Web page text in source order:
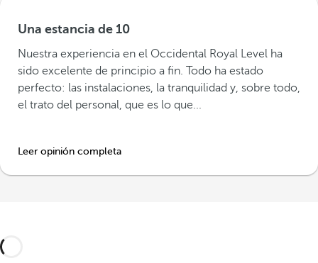
Una estancia de 10
Nuestra experiencia en el Occidental Royal Level ha
sido excelente de principio a fin. Todo ha estado
perfecto: las instalaciones, la tranquilidad y, sobre todo,
el trato del personal, que es lo que...
Leer opinión completa